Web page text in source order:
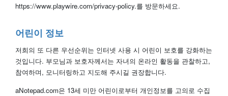
https://www.playwire.com/privacy-policy.를 방문하세요.
어린이 정보
저희의 또 다른 우선순위는 인터넷 사용 시 어린이 보호를 강화하는
것입니다. 부모님과 보호자께서는 자녀의 온라인 활동을 관찰하고,
참여하며, 모니터링하고 지도해 주시길 권장합니다.
aNotepad.com은 13세 미만 어린이로부터 개인정보를 고의로 수집